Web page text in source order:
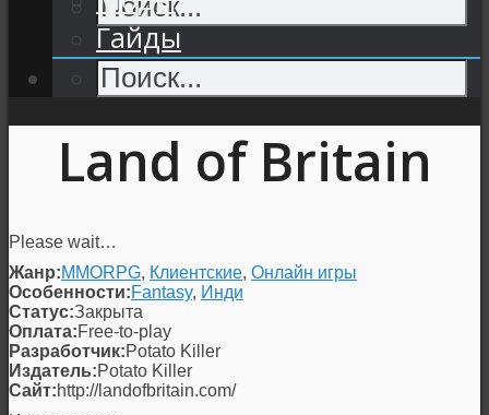
Гайды
Land of Britain
Please wait…
Жанр:MMORPG, Клиентские, Онлайн игры
Особенности:Fantasy, Инди
Статус:Закрыта
Оплата:Free-to-play
Разработчик:Potato Killer
Издатель:Potato Killer
Сайт:http://landofbritain.com/